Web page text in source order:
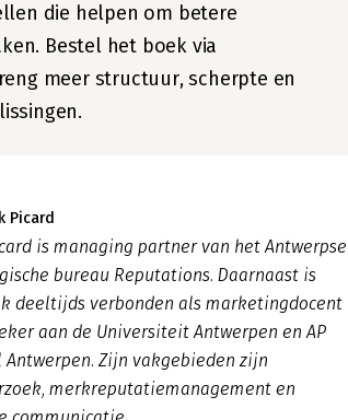
die helpen om betere
Bestel het boek via
meer structuur, scherpte en
Picard
is managing partner van het Antwerpse
bureau Reputations. Daarnaast is
deeltijds verbonden als marketingdocent
aan de Universiteit Antwerpen en AP
Antwerpen. Zijn vakgebieden zijn
merkreputatiemanagement en